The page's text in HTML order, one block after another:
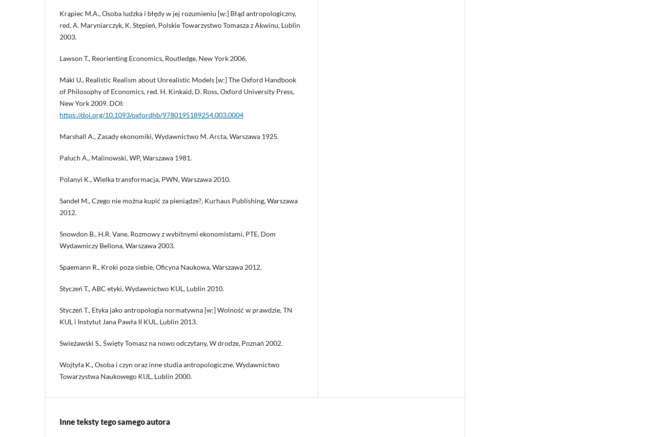
Krąpiec M.A., Osoba ludzka i błędy w jej rozumieniu [w:] Błąd antropologiczny,
red. A. Maryniarczyk, K. Stępień, Polskie Towarzystwo Tomasza z Akwinu, Lublin
2003.
Lawson T., Reorienting Economics, Routledge, New York 2006.
Mäki U., Realistic Realism about Unrealistic Models [w:] The Oxford Handbook
of Philosophy of Economics, red. H. Kinkaid, D. Ross, Oxford University Press,
New York 2009. DOI:
https://doi.org/10.1093/oxfordhb/9780195189254.003.0004
Marshall A., Zasady ekonomiki, Wydawnictwo M. Arcta, Warszawa 1925.
Paluch A., Malinowski, WP, Warszawa 1981.
Polanyi K., Wielka transformacja, PWN, Warszawa 2010.
Sandel M., Czego nie można kupić za pieniądze?, Kurhaus Publishing, Warszawa
2012.
Snowdon B., H.R. Vane, Rozmowy z wybitnymi ekonomistami, PTE, Dom
Wydawniczy Bellona, Warszawa 2003.
Spaemann R., Kroki poza siebie, Oficyna Naukowa, Warszawa 2012.
Styczeń T., ABC etyki, Wydawnictwo KUL, Lublin 2010.
Styczeń T., Etyka jako antropologia normatywna [w:] Wolność w prawdzie, TN
KUL i Instytut Jana Pawła II KUL, Lublin 2013.
Swieżawski S., Święty Tomasz na nowo odczytany, W drodze, Poznań 2002.
Wojtyła K., Osoba i czyn oraz inne studia antropologiczne, Wydawnictwo
Towarzystwa Naukowego KUL, Lublin 2000.
Inne teksty tego samego autora